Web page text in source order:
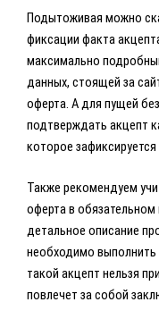
Подытоживая можно
фиксации факта
максимально
данных, стоящей за
оферта. А для пущей
подтверждать акцепт
которое
Также рекомендуем
оферта в
детальное описание
необходимо выполнить
такой акцепт нельзя
повлечет за собой